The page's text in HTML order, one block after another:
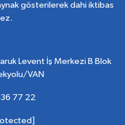
gösterilerek dahi iktibas
Levent İş Merkezi B Blok
VAN
77 22